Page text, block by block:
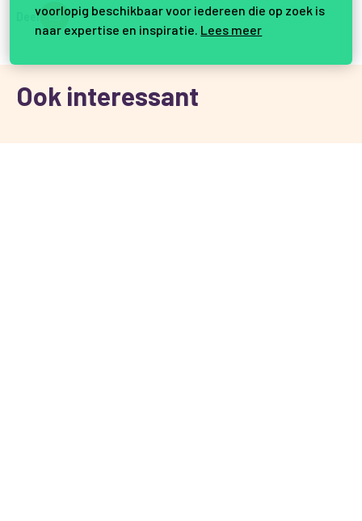
Deel
Ook interessant
voorlopig beschikbaar voor iedereen die op zoek is
naar expertise en inspiratie. Lees meer